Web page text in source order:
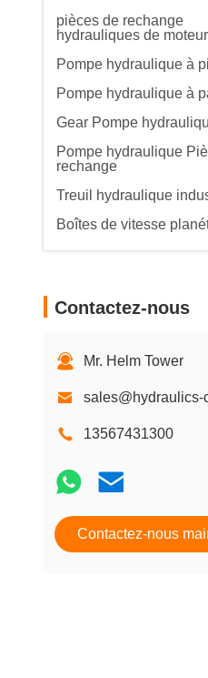
pièces de rechange
hydrauliques de moteur
Pompe hydraulique à
Pompe hydraulique à
Gear Pompe
Pompe hydraulique
rechange
Treuil hydraulique
Boîtes de vitesse
Contactez-nous
Mr. Helm Tower
sales@hydraulics-
13567431300
Contactez-nous